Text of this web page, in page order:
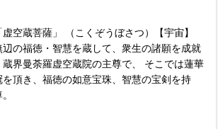
空蔵菩薩」 （こくぞうぼさつ）【宇宙】
の福徳・智慧を蔵して、衆生の諸願を成就
界曼荼羅虚空蔵院の主尊で、 そこでは蓮華
頂き、福徳の如意宝珠、智慧の宝剣を持